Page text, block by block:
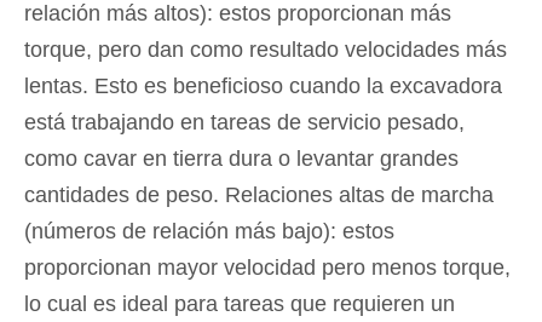
relación más altos): estos proporcionan más
torque, pero dan como resultado velocidades más
lentas. Esto es beneficioso cuando la excavadora
está trabajando en tareas de servicio pesado,
como cavar en tierra dura o levantar grandes
cantidades de peso. Relaciones altas de marcha
(números de relación más bajo): estos
proporcionan mayor velocidad pero menos torque,
lo cual es ideal para tareas que requieren un